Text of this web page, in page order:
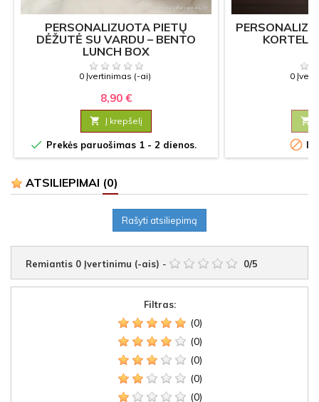
PERSONALIZUOTA PIETŲ
DĖŽUTĖ SU VARDU – BENTO
LUNCH BOX
0 Įvertinimas (-ai)
8,90 €
 Į krepšelį
 Prekės paruošimas 1 - 2 dienos.
0


ATSILIEPIMAI (0)
Rašyti atsiliepimą
Remiantis 0 Įvertinimu (-ais) - 0/5
Filtras:
(0)
(0)
(0)
(0)
(0)